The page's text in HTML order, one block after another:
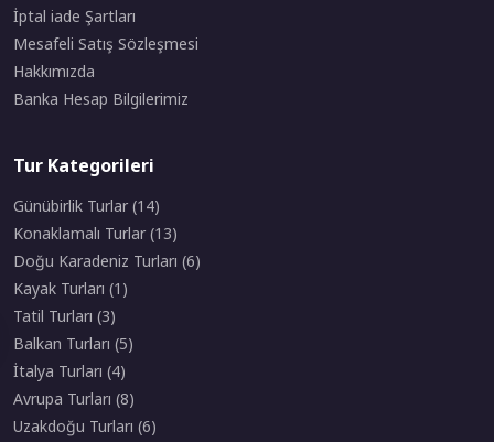
İptal iade Şartları
Mesafeli Satış Sözleşmesi
Hakkımızda
Banka Hesap Bilgilerimiz
Tur Kategorileri
Günübirlik Turlar (14)
Konaklamalı Turlar (13)
Doğu Karadeniz Turları (6)
Kayak Turları (1)
Tatil Turları (3)
Balkan Turları (5)
İtalya Turları (4)
Avrupa Turları (8)
Uzakdoğu Turları (6)